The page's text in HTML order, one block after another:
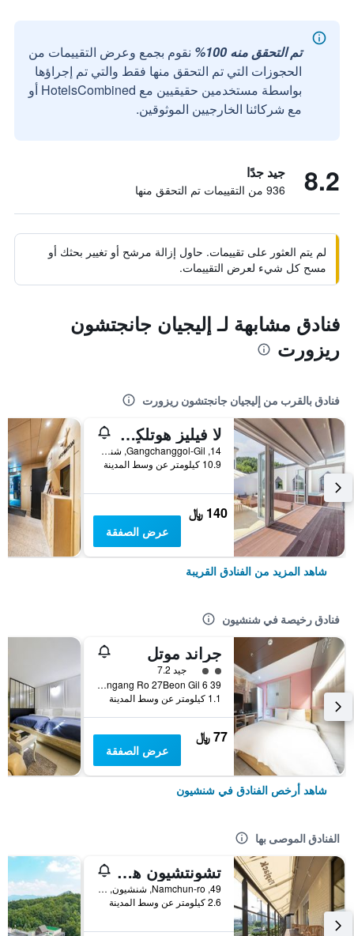
تم التحقق منه 100%
نقوم بجمع وعرض التقييمات من
الحجوزات التي تم التحقق منها فقط والتي تم إجراؤها
بواسطة مستخدمين حقيقيين مع HotelsCombined أو
مع شركائنا الخارجيين الموثوقين.
8.2 جيد جدًا
936 من التقييمات تم التحقق منها
لم يتم العثور على تقييمات. حاول إزالة مرشح أو تغيير بحثك أو
مسح كل شيء لعرض التقييمات.
فنادق مشابهة لـ إليجيان جانجتشون
ريزورت
فنادق بالقرب من إليجيان جانجتشون ريزورت
لا فيليز هوتلكٕي ٕ ٕم
14, Gangchanggol-Gil, شنشيون, كوريا الجنوبية
10.9 كيلومتر عن وسط المدينة
140 ﷼
عرض الصفقة
شاهد المزيد من الفنادق القريبة
فنادق رخيصة في شنشيون
جراند موتل
تقييم فئة 2
جيد 7.2
39 6 Okcheon Dong 11 Jungang Ro 27Beon Gil, شنشيون, كوريا الجنوبية
1.1 كيلومتر عن وسط المدينة
77 ﷼
عرض الصفقة
شاهد أرخص الفنادق في شنشيون
الفنادق الموصى بها
تشونتشيون هاي هوتل
49, Namchun-ro, شنشيون, كوريا الجنوبية
2.6 كيلومتر عن وسط المدينة